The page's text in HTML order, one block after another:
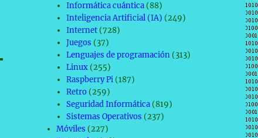
Informática cuántica(88)
Inteligencia Artificial (IA) (249)
Internet(728)
Juegos (37)
Lenguajes de programación(313)
Linux(255)
Raspberry Pi(187)
Retro(259)
Seguridad Informática(819)
Sistemas Operativos (237)
Móviles (227)